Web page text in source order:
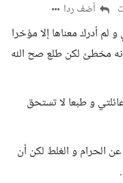
أضف ردا
أدرك معناها إلا مؤخرا
مخطئ لكن طلع صح الله
و طبعا لا تستحق
الحرام و الغلط لكن أن